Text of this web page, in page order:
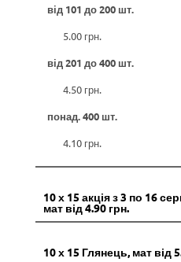
від 101 до 200 шт.
від 201 до 400 шт.
понад. 400 шт.
5.00 грн.
4.50 грн.
4.10 грн.
10 х 15 акція з 3 по 16
мат від 4.90 грн.
10 х 15 Глянець, мат від